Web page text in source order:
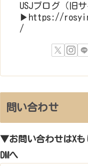
USJブログ（旧サ
▶︎https://
/
問い合わせ
▼お問い合わせはX
DMへ